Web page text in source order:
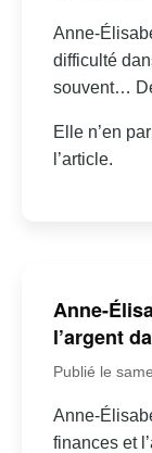
Anne-
difficulté
souvent…
Elle n’en
l’article.
Anne-
l’argent
Publié le
Anne-
finances et